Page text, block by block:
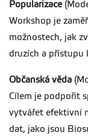
Popularizace
Workshop je
možnostech, jak
druzích a přístupu
Občanská věda
Cílem je podpořit
vytvářet efektivní
dat, jako jsou